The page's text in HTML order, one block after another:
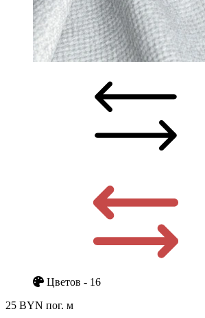
Цветов - 16
25 BYN пог. м